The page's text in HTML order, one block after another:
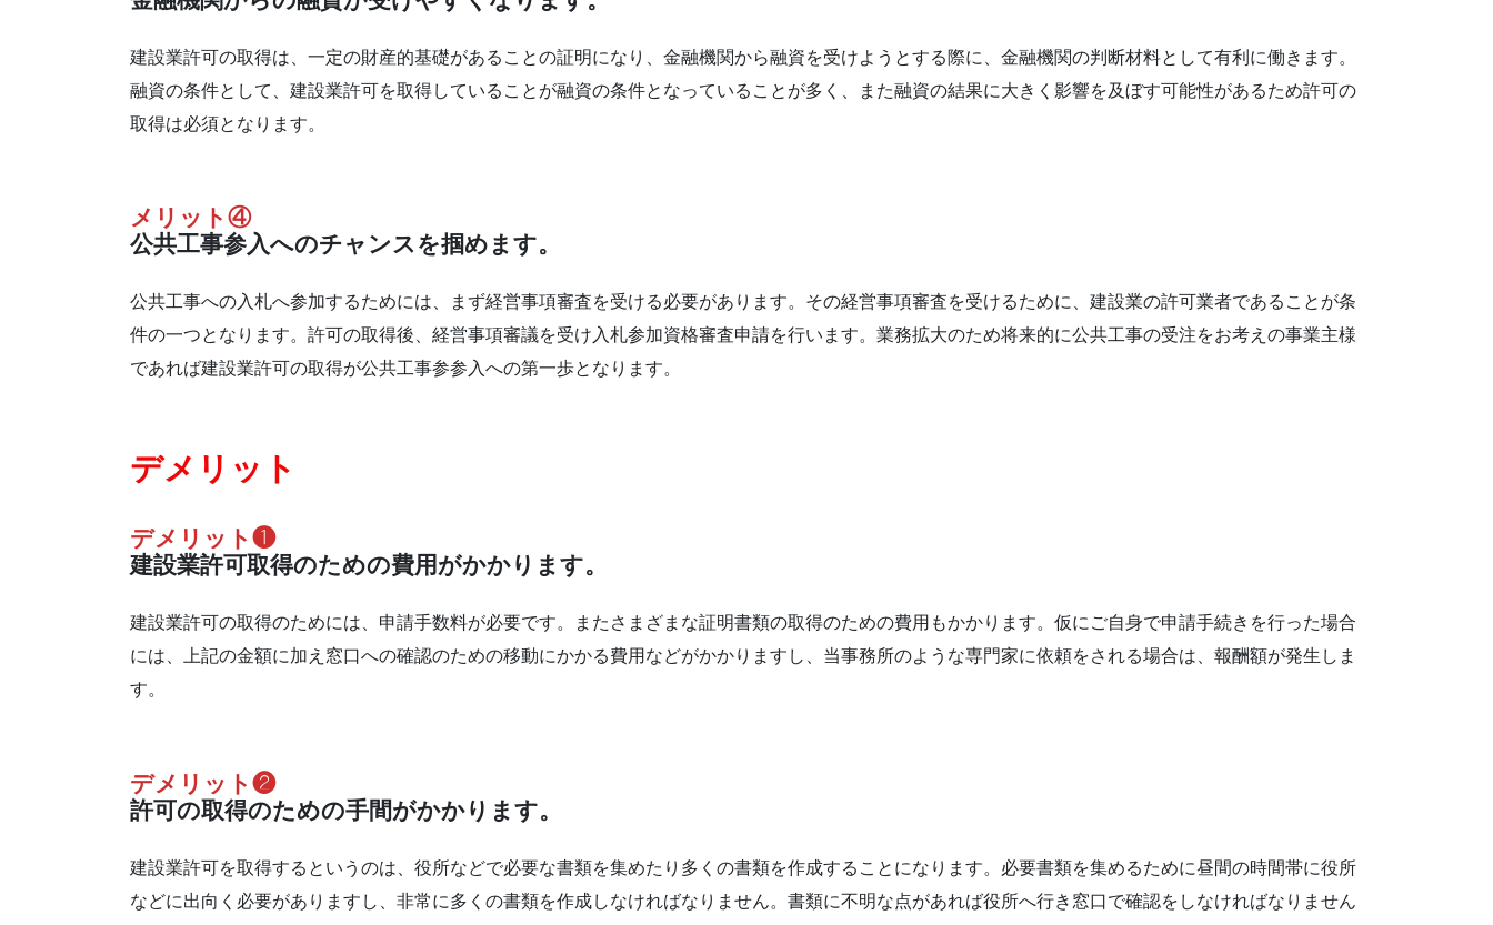
建設業許可の取得は、一定の財産的基礎があることの証明になり、金融機関から融資を受けようとする際に、金融機関の判断材料として有利に働きます。
融資の条件として、建設業許可を取得していることが融資の条件となっていることが多く、また融資の結果に大きく影響を及ぼす可能性があるため許可の
取得は必須となります。
メリット④
公共工事参入へのチャンスを掴めます。
公共工事への入札へ参加するためには、まず経営事項審査を受ける必要があります。その経営事項審査を受けるために、建設業の許可業者であることが条
件の一つとなります。許可の取得後、経営事項審議を受け入札参加資格審査申請を行います。業務拡大のため将来的に公共工事の受注をお考えの事業主様
であれば建設業許可の取得が公共工事参参入への第一歩となります。
デメリット
デメリット❶
建設業許可取得のための費用がかかります。
建設業許可の取得のためには、申請手数料が必要です。またさまざまな証明書類の取得のための費用もかかります。仮にご自身で申請手続きを行った場合
には、上記の金額に加え窓口への確認のための移動にかかる費用などがかかりますし、当事務所のような専門家に依頼をされる場合は、報酬額が発生しま
す。
デメリット❷
許可の取得のための手間がかかります。
建設業許可を取得するというのは、役所などで必要な書類を集めたり多くの書類を作成することになります。必要書類を集めるために昼間の時間帯に役所
などに出向く必要がありますし、非常に多くの書類を作成しなければなりません。書類に不明な点があれば役所へ行き窓口で確認をしなければなりません